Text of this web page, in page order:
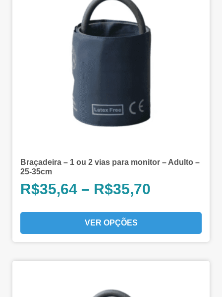
Braçadeira – 1 ou 2 vias para monitor – Adulto –
25-35cm
R$35,64 – R$35,70
VER OPÇÕES